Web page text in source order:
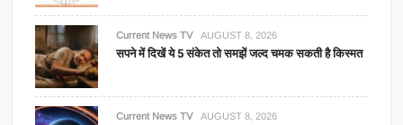
Current News TV AUGUST 8, 2026
सपने में दिखें ये 5 संकेत तो समझें जल्द चमक सकती है किस्मत
Current News TV AUGUST 8, 2026